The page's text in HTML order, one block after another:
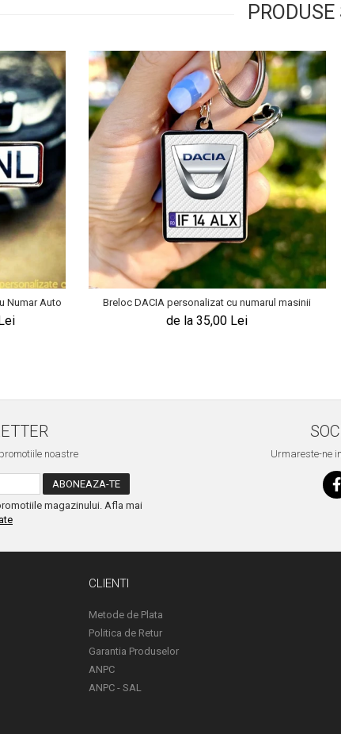
Numar Auto Breloc DACIA personalizat cu numarul masinii
de la 35,00 Lei
noastre
magazinului. Afla mai
Urmareste-ne
CLIENTI
Metode de Plata
Politica de Retur
Garantia Produselor
ANPC
ANPC - SAL